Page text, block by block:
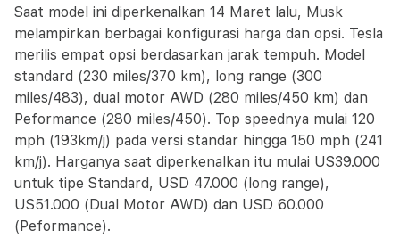
Saat model ini diperkenalkan 14 Maret lalu, Musk
melampirkan berbagai konfigurasi harga dan opsi. Tesla
merilis empat opsi berdasarkan jarak tempuh. Model
standard (230 miles/370 km), long range (300
miles/483), dual motor AWD (280 miles/450 km) dan
Peformance (280 miles/450). Top speednya mulai 120
mph (193km/j) pada versi standar hingga 150 mph (241
km/j). Harganya saat diperkenalkan itu mulai US39.000
untuk tipe Standard, USD 47.000 (long range),
US51.000 (Dual Motor AWD) dan USD 60.000
(Peformance).